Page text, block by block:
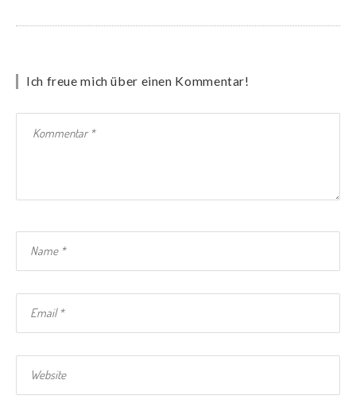
Ich freue mich über einen Kommentar!